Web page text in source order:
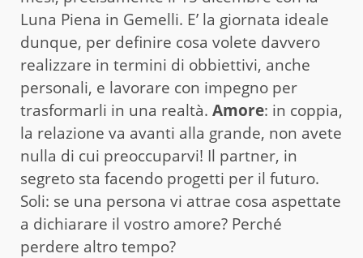
Luna Piena in Gemelli. E’ la giornata ideale
dunque, per definire cosa volete davvero
realizzare in termini di obbiettivi, anche
personali, e lavorare con impegno per
trasformarli in una realtà. Amore: in coppia,
la relazione va avanti alla grande, non avete
nulla di cui preoccuparvi! Il partner, in
segreto sta facendo progetti per il futuro.
Soli: se una persona vi attrae cosa aspettate
a dichiarare il vostro amore? Perché
perdere altro tempo?